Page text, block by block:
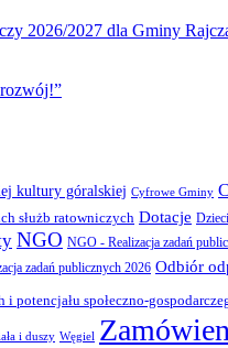
2026/2027 dla Gminy
kultury góralskiej Cyfrowe Gminy
służb ratowniczych Dotacje
NGO NGO - Realizacja zadań
zadań publicznych 2026 Odbiór
potencjału społeczno-
i duszy Węgiel